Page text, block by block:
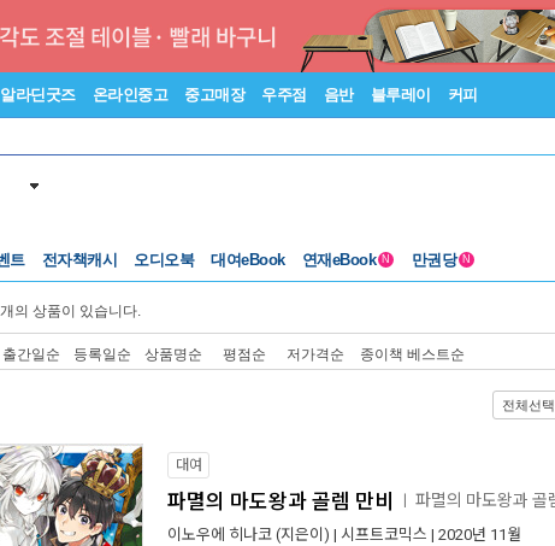
알라딘굿즈 온라인중고 중고매장 우주점 음반 블루레이 커피
트 전자책캐시 오디오북 대여eBook 연재eBook N 만권당 N
개의 상품이 있습니다.
출간일순 등록일순 상품명순 평점순 저가격순 종이책 베스트순
전체선택
대여
파멸의 마도왕과 골렘 만비 파멸의 마도왕과 골
이노우에 히나코 (지은이) | 시프트코믹스 | 2020년 11월